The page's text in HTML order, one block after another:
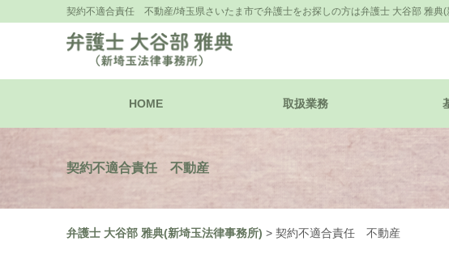
契約不適合責任 不動産/埼玉県さいたま市で弁護士をお探しの方は弁護士 大谷部 雅典
HOME 取扱業務
契約不適合責任 不動産
弁護士 大谷部 雅典(新埼玉法律事務所) > 契約不適合責任 不動産